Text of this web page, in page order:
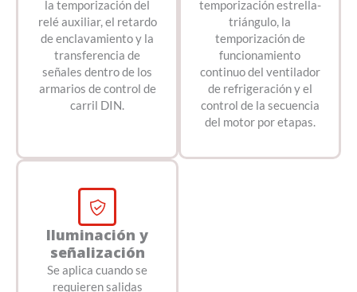
la temporización del
relé auxiliar, el retardo
de enclavamiento y la
transferencia de
señales dentro de los
armarios de control de
carril DIN.
temporización estrella-
triángulo, la
temporización de
funcionamiento
continuo del ventilador
de refrigeración y el
control de la secuencia
del motor por etapas.
Iluminación y
señalización
Se aplica cuando se
requieren salidas